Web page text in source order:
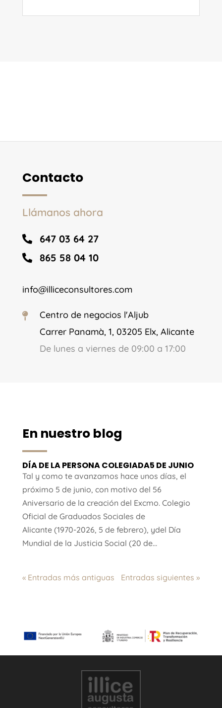
Contacto
Llámanos ahora
 647 03 64 27
 865 58 04 10
info@illiceconsultores.com

Centro de negocios l'Aljub
Carrer Panamà, 1, 03205 Elx, Alicante
De lunes a viernes de 09:00 a 17:00
En nuestro blog
DÍA DE LA PERSONA COLEGIADA5 DE JUNIO
Tal y como te avanzamos hace unos días, el
próximo 5 de junio, con motivo del 56
Aniversario de la creación del Excmo. Colegio
Oficial de Graduados Sociales de
Alicante (1970-2026, 5 de febrero), ydel Día
Mundial de la Justicia Social (20 de...
« Entradas más antiguas Entradas siguientes »